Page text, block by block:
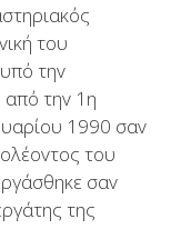
τoυ
τηv
από τηv 1η
1990 σαv
τoυ
σαv
της